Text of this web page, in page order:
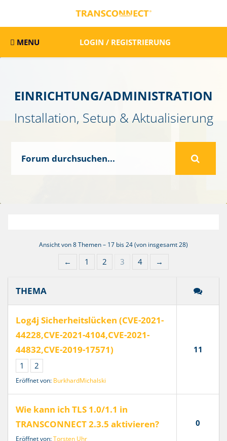
MENU LOGIN / REGISTRIERUNG
EINRICHTUNG/ADMINISTRATION
Installation, Setup & Aktualisierung
Ansicht von 8 Themen – 17 bis 24 (von insgesamt 28)
← 1 2 3 4 →
THEMA
Log4j Sicherheitslücken (CVE-2021-
44228,CVE-2021-4104,CVE-2021-
44832,CVE-2019-17571)
1 2
Eröffnet von: BurkhardMichalski
11
Wie kann ich TLS 1.0/1.1 in
TRANSCONNECT 2.3.5 aktivieren?
Eröffnet von:Torsten Uhr
0